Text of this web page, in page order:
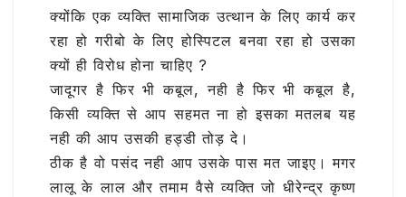
क्योंकि एक व्यक्ति सामाजिक उत्थान के लिए कार्य कर
रहा हो गरीबो के लिए होस्पिटल बनवा रहा हो उसका
क्यों ही विरोध होना चाहिए ?
जादूगर है फिर भी कबूल, नही है फिर भी कबूल है,
किसी व्यक्ति से आप सहमत ना हो इसका मतलब यह
नही की आप उसकी हड्डी तोड़ दे।
ठीक है वो पसंद नही आप उसके पास मत जाइए। मगर
लालू के लाल और तमाम वैसे व्यक्ति जो धीरेन्द्र कृष्ण